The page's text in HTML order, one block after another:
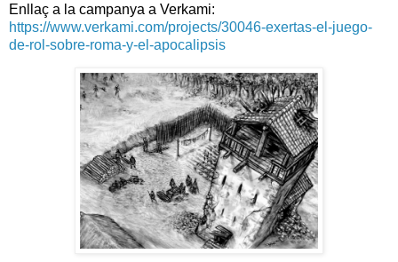
Enllaç a la campanya a Verkami:
https://www.verkami.com/projects/30046-exertas-el-juego-
de-rol-sobre-roma-y-el-apocalipsis